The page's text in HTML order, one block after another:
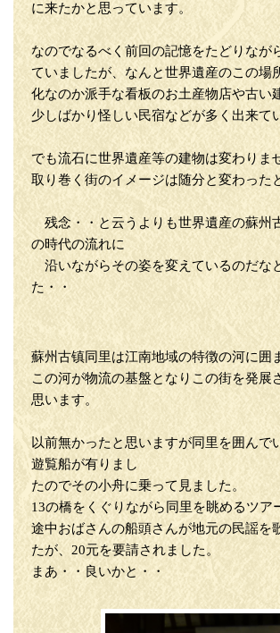
に来たかと思っています。
なのでなるべく前回の記憶をたどりなが
ていましたが、なんと世界遺産のこの場
化なのか派手な看板のお土産物店や古い
少しばかり怪しい民宿などが多く出来て
でも流石に世界遺産等の建物は変わりま
取り巻く街のイメージは随分と変わった
残念・・と云うよりも世界遺産の蘇州
の時代の流れに
沿いながらその姿を変えているのだな
た・・
蘇州古镇同里は江南地域の特徴の河に囲
この河が物流の基盤となりこの街を発展
思います。
以前無かったと思いますが同里を囲んで
遊覧船が有りまし
たのでその小舟に乗って見ました。
13の橋をくぐりながら同里を眺めるツア
途中おばさんの船頭さんが地元の民謡を
たが、20元を要請されました。
まあ・・良いかと・・